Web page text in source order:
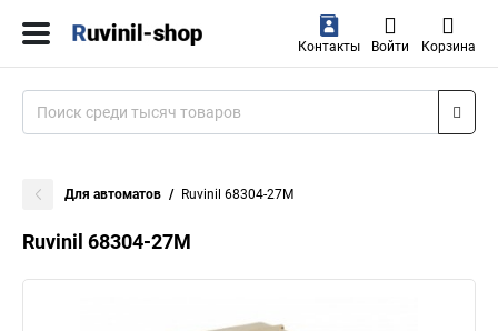
Контакты Войти Корзина
Для автоматов Ruvinil 68304-27М
Ruvinil 68304-27М